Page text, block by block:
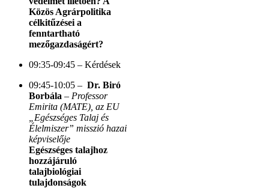
Közös Agrárpolitika
célkitűzései a
fenntartható
mezőgazdaságért?
09:35-09:45 – Kérdések
09:45-10:05 – Dr. Biró
Borbála – Professor
Emirita (MATE), az EU
„Egészséges Talaj és
Élelmiszer” misszió hazai
képviselője
Egészséges talajhoz
hozzájáruló
talajbiológiai
tulajdonságok